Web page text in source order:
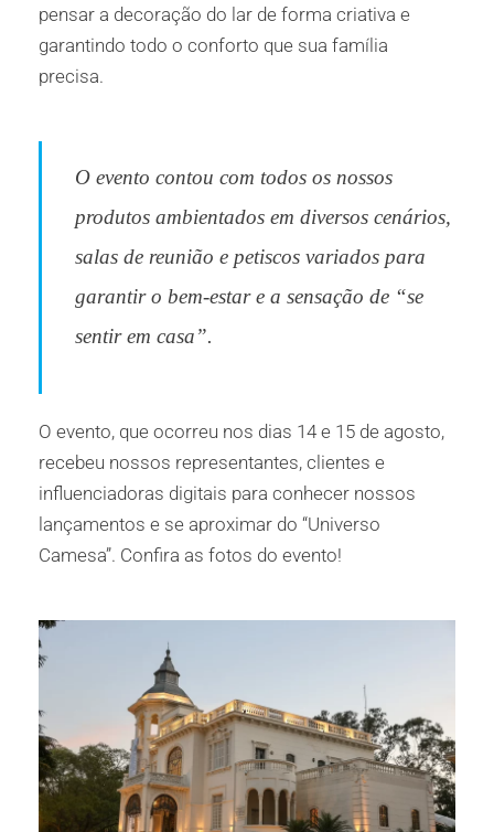
pensar a decoração do lar de forma criativa e
garantindo todo o conforto que sua família
precisa.
O evento contou com todos os nossos
produtos ambientados em diversos cenários,
salas de reunião e petiscos variados para
garantir o bem-estar e a sensação de “se
sentir em casa”.
O evento, que ocorreu nos dias 14 e 15 de agosto,
recebeu nossos representantes, clientes e
influenciadoras digitais para conhecer nossos
lançamentos e se aproximar do “Universo
Camesa”. Confira as fotos do evento!